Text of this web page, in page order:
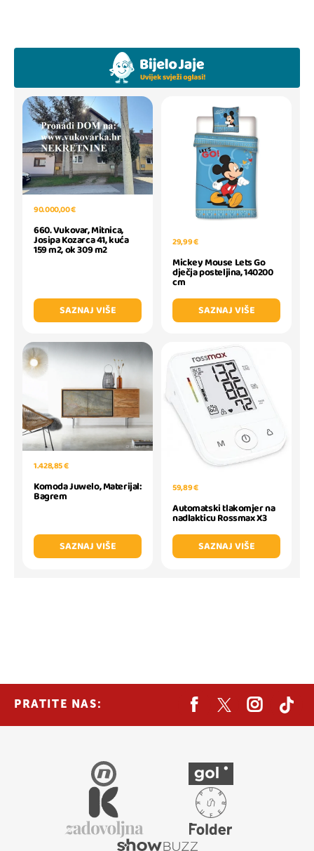
90.000,00 €
660. Vukovar, Mitnica,
Josipa Kozarca 41, kuća
159 m2, ok 309 m2
SAZNAJ VIŠE
29,99 €
Mickey Mouse Lets Go
dječja posteljina, 140200
cm
SAZNAJ VIŠE
1.428,85 €
Komoda Juwelo, Materijal:
Bagrem
SAZNAJ VIŠE
59,89 €
Automatski tlakomjer na
nadlakticu Rossmax X3
SAZNAJ VIŠE
PRATITE NAS: